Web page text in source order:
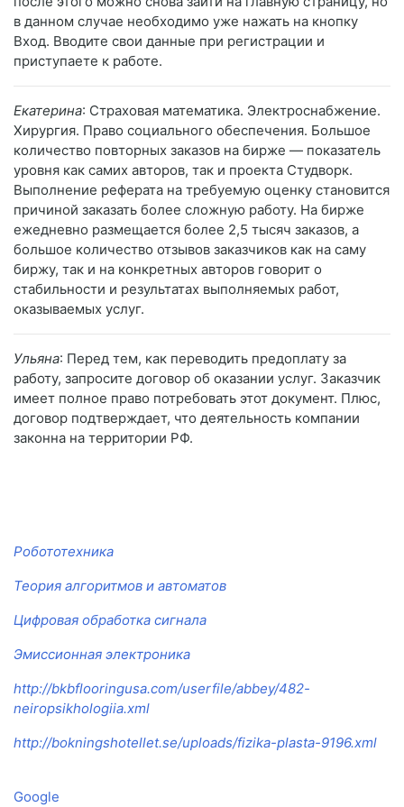
в данном случае необходимо уже нажать на кнопку
Вход. Вводите свои данные при регистрации и
приступаете к работе.
Екатерина: Страховая математика. Электроснабжение.
Хирургия. Право социального обеспечения. Большое
количество повторных заказов на бирже — показатель
уровня как самих авторов, так и проекта Студворк.
Выполнение реферата на требуемую оценку становится
причиной заказать более сложную работу. На бирже
ежедневно размещается более 2,5 тысяч заказов, а
большое количество отзывов заказчиков как на саму
биржу, так и на конкретных авторов говорит о
стабильности и результатах выполняемых работ,
оказываемых услуг.
Ульяна: Перед тем, как переводить предоплату за
работу, запросите договор об оказании услуг. Заказчик
имеет полное право потребовать этот документ. Плюс,
договор подтверждает, что деятельность компании
законна на территории РФ.
Робототехника
Теория алгоритмов и автоматов
Цифровая обработка сигнала
Эмиссионная электроника
http://bkbflooringusa.com/userfile/abbey/482-
neiropsikhologiia.xml
http://bokningshotellet.se/uploads/fizika-plasta-9196.xml
Google